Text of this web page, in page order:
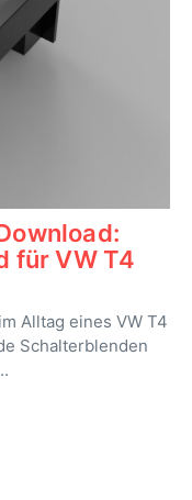
für VW T4
Alltag eines VW T4
Schalterblenden